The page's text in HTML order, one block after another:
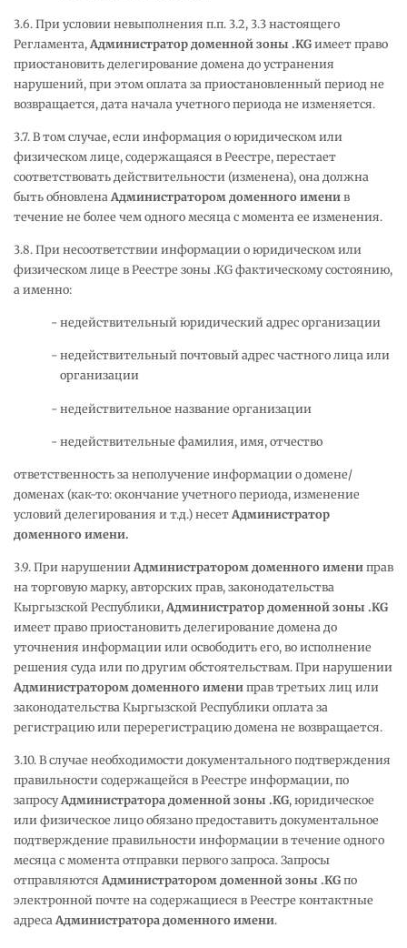
3.6. При условии невыполнения п.п. 3.2, 3.3 настоящего
Регламента, Администратор доменной зоны .KG имеет право
приостановить делегирование домена до устранения
нарушений, при этом оплата за приостановленный период не
возвращается, дата начала учетного периода не изменяется.
3.7. В том случае, если информация о юридическом или
физическом лице, содержащаяся в Реестре, перестает
соответствовать действительности (изменена), она должна
быть обновлена Администратором доменного имени в
течение не более чем одного месяца с момента ее изменения.
3.8. При несоответствии информации о юридическом или
физическом лице в Реестре зоны .KG фактическому состоянию,
а именно:
недействительный юридический адрес организации
недействительный почтовый адрес частного лица или
организации
недействительное название организации
недействительные фамилия, имя, отчество
ответственность за неполучение информации о домене/
доменах (как-то: окончание учетного периода, изменение
условий делегирования и т.д.) несет Администратор
доменного имени.
3.9. При нарушении Администратором доменного имени прав
на торговую марку, авторских прав, законодательства
Кыргызской Республики, Администратор доменной зоны .KG
имеет право приостановить делегирование домена до
уточнения информации или освободить его, во исполнение
решения суда или по другим обстоятельствам. При нарушении
Администратором доменного имени прав третьих лиц или
законодательства Кыргызской Республики оплата за
регистрацию или перерегистрацию домена не возвращается.
3.10. В случае необходимости документального подтверждения
правильности содержащейся в Реестре информации, по
запросуАдминистратора доменной зоны .KG, юридическое
или физическое лицо обязано предоставить документальное
подтверждение правильности информации в течение одного
месяца с момента отправки первого запроса. Запросы
отправляются Администратором доменной зоны .KG по
электронной почте на содержащиеся в Реестре контактные
адреса Администратора доменного имени.